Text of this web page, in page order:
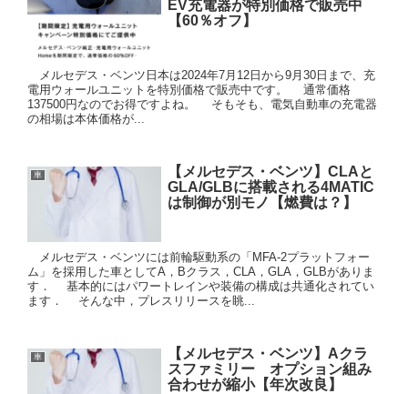
EV充電器が特別価格で販売中
【60％オフ】
メルセデス・ベンツ日本は2024年7月12日から9月30日まで、充
電用ウォールユニットを特別価格で販売中です。 通常価格
137500円なのでお得ですよね。 そもそも、電気自動車の充電器
の相場は本体価格が...
車
【メルセデス・ベンツ】CLAと
GLA/GLBに搭載される4MATIC
は制御が別モノ【燃費は？】
メルセデス・ベンツには前輪駆動系の「MFA-2プラットフォー
ム」を採用した車としてA，Bクラス，CLA，GLA，GLBがありま
す． 基本的にはパワートレインや装備の構成は共通化されてい
ます． そんな中，プレスリリースを眺...
車
【メルセデス・ベンツ】Aクラ
スファミリー オプション組み
合わせが縮小【年次改良】